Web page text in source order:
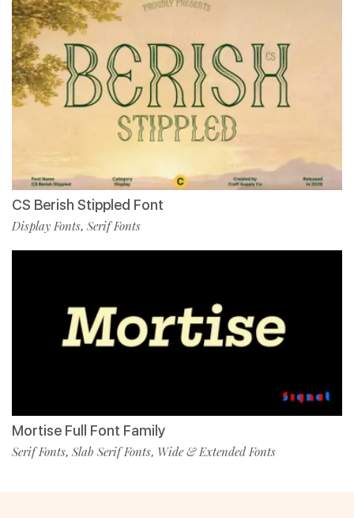
CS Berish Stippled Font
Display Fonts, Serif Fonts
Mortise Full Font Family
Serif Fonts, Slab Serif Fonts, Wide & Extended Fonts